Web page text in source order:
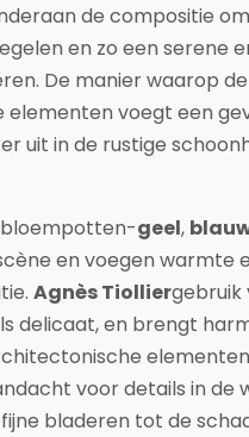
de compositie
en zo een serene
De manier waarop de
elementen voegt een
uit in de rustige
bloempotten-geel,
en voegen warmte
Agnès Tiolliergebruik
delicaat, en brengt
voor details in de
bladeren tot de